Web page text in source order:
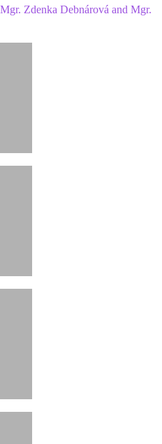
Zdenka Debnárová and Mgr.